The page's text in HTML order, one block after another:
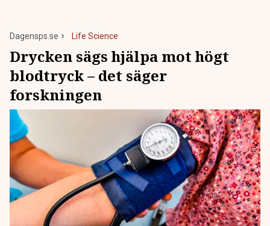
Dagensps.se Life Science
Drycken sägs hjälpa mot högt
blodtryck – det säger
forskningen